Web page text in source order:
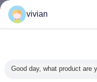
Liên hệ với
vivian
Good day, what product are